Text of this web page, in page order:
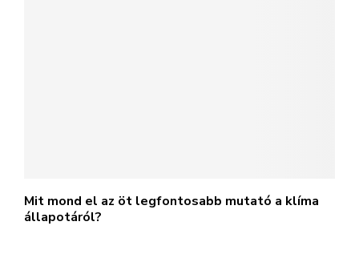
Mit mond el az öt legfontosabb mutató a klíma
állapotáról?